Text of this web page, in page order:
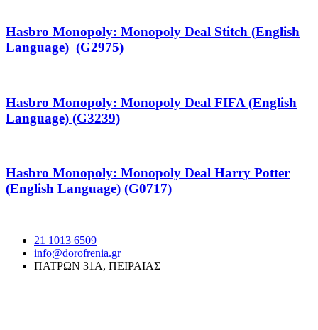
Hasbro Monopoly: Monopoly Deal Stitch (English
Language) (G2975)
Hasbro Monopoly: Monopoly Deal FIFA (English
Language) (G3239)
Hasbro Monopoly: Monopoly Deal Harry Potter
(English Language) (G0717)
21 1013 6509
info@dorofrenia.gr
ΠΑΤΡΩΝ 31Α, ΠΕΙΡΑΙΑΣ